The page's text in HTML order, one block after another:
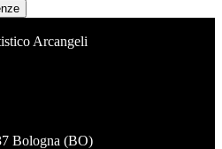
Arcangeli
Bologna (BO)